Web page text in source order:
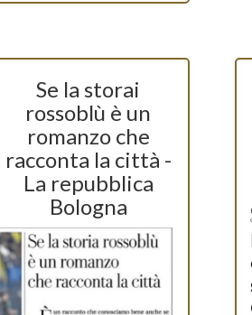
Se la storai
rossoblù è un
romanzo che
racconta la città -
La repubblica
Bologna